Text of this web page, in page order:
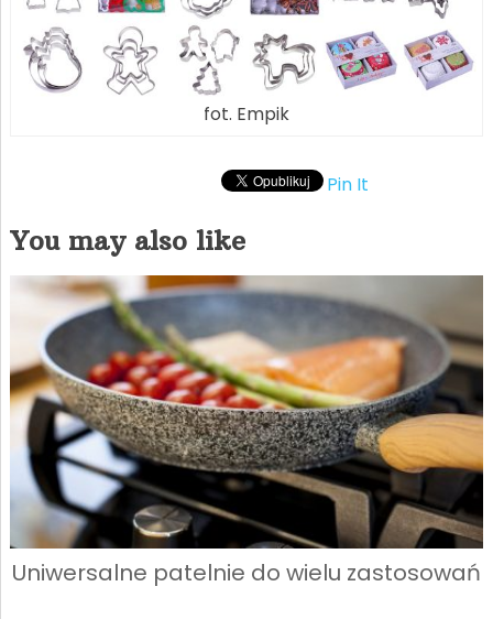
fot. Empik
Pin It
You may also like
Uniwersalne patelnie do wielu zastosowań